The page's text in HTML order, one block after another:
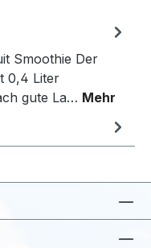
Smoothie Der
0,4 Liter
gute La… Mehr